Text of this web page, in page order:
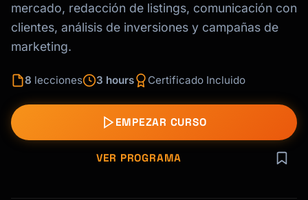
mercado, redacción de listings, comunicación con
clientes, análisis de inversiones y campañas de
marketing.
8 lecciones 3 hours Certificado Incluido
EMPEZAR CURSO
VER PROGRAMA